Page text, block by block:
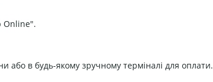
Online".
або в будь-якому зручному терміналі для оплати.